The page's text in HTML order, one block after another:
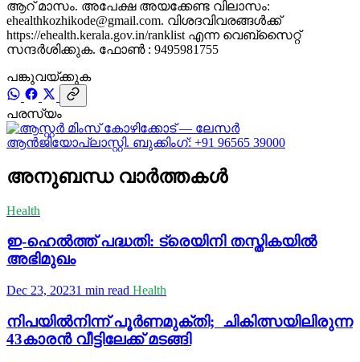
ആറ് മാസം. അപേക്ഷ അയക്കേണ്ട വിലാസം:
ehealthkozhikode@gmail.com. വിശദവിവരങ്ങൾക്ക്
https://ehealth.kerala.gov.in/ranklist എന്ന വെബ്സൈറ്റ്
സന്ദർശിക്കുക. ഫോൺ : 9495981755
പങ്കുവയ്ക്കുക
പരസ്യം
അനുബന്ധ വാർത്തകൾ
Health
ഇ-ഹെൽത്ത് പദ്ധതി: ട്രെയിനി തസ്തികയിൽ
അഭിമുഖം
Dec 23, 20231 min read Health
നിപയില്‍നിന്ന് പൂര്‍ണമുക്തി; ചികിത്സയിലിരുന്ന
43കാരന്‍ വീട്ടിലേക്ക് മടങ്ങി